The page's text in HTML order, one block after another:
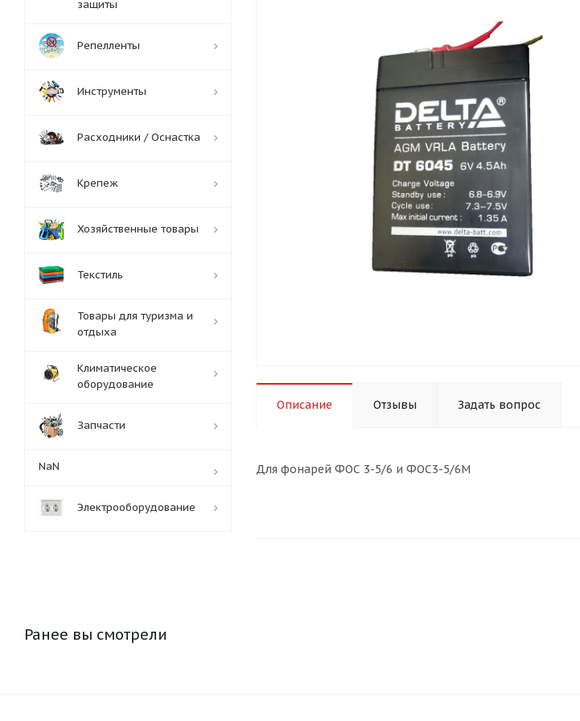
Описание Отзывы Задать вопрос
Для фонарей ФОС 3-5/6 и ФОС3-5/6М
защиты
Репелленты
Инструменты
Расходники / Оснастка
Крепеж
Хозяйственные товары
Текстиль
Товары для туризма и
отдыха
Климатическое
оборудование
Запчасти
NaN
Электрооборудование
Ранее вы смотрели